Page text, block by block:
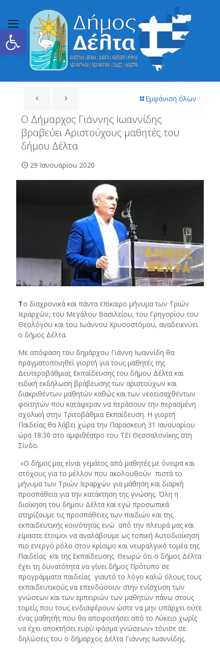
Ανοίξτε τη γραμμή εργαλείων
Εμφάνιση όλων
Ο Δήμαρχος Γιάννης Ιωαννίδης
βραβεύει Αριστούχους μαθητές του
δήμου Δέλτα
29 Ιανουαρίου 2020
Το διαχρονικά και πάντα επίκαιρο μήνυμα των Τριών
Ιεραρχών, του Μεγάλου Βασιλείου, του Γρηγορίου του
Θεολόγου και του Ιωάννου Χρυσοστόμου, αναδεικνύει
ο δήμος Δέλτα.
Με απόφαση του δημάρχου Γιάννη Ιωαννίδη θα
πραγματοποιηθεί γιορτή για τους μαθητές της
Δευτεροβάθμιας Εκπαίδευσης του δήμου Δέλτα και
ειδική εκδήλωση βράβευσης των αριστούχων και
διακριθέντων μαθητών καθώς και των νεοεισαχθέντων
φοιτητών που κατάφεραν να περάσουν την περασμένη
σχολική στην Τριτοβάθμια Εκπαίδευση. Η γιορτή
Παιδείας θα λάβει χώρα την Παρασκευή 31 Ιανουαρίου
ώρα 18:30 στο αμφιθέατρο του ΤΕΙ Θεσσαλονίκης στη
Σίνδο.
«Ο δήμος μας είναι γεμάτος από μαθητές με όνειρα και
στόχους για το μέλλον που ακολουθούν πιστά το
μήνυμα των Τριών Ιεραρχών για μάθηση και διαρκή
προσπάθεια για την κατάκτηση της γνώσης. Όλη η
διοίκηση του δήμου Δέλτα και εγώ προσωπικά
στηρίζουμε τις προσπάθειες των παιδιών και της
εκπαιδευτικής κοινότητας ενώ από την πλευρά μας και
είμαστε έτοιμοι να αναλάβουμε ως τοπική Αυτοδιοίκηση
πιο ενεργό ρόλο στον κρίσιμο και νευραλγικό τομέα της
Παιδείας και της Εκπαίδευσης. Θεωρώ ότι ο δήμος Δέλτα
έχει τη δυνατότητα να γίνει δήμος Πρότυπο σε
προγράμματα παιδείας γιαυτό το λόγο καλώ όλους τους
εκπαιδευτικούς να επενδύσουν στην ενίσχυση των
γνώσεων και των εμπειριών των μαθητών πάνω στους
τομείς που τους ενδιαφέρουν ώστε να μην υπάρχει ούτε
ένας μαθητής που θα αποφοιτήσει από το Λύκειο χωρίς
να έχει αποκτήσει ευρύ φάσμα γνώσεων» τόνισε σε
δηλώσεις του ο δήμαρχος Δέλτα Γιάννης Ιωαννίδης.